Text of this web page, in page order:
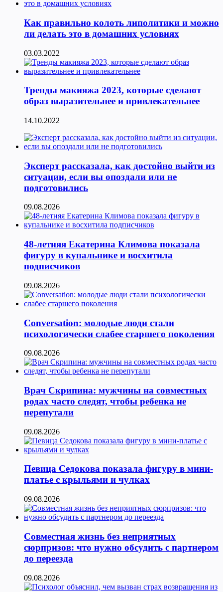
Как правильно колоть липолитики и можно
ли делать это в домашних условиях
03.03.2022
Тренды макияжа 2023, которые сделают
образ выразительнее и привлекательнее
14.10.2022
Эксперт рассказала, как достойно выйти из
ситуации, если вы опоздали или не
подготовились
09.08.2026
48-летняя Екатерина Климова показала
фигуру в купальнике и восхитила
подписчиков
09.08.2026
Conversation: молодые люди стали
психологически слабее старшего поколения
09.08.2026
Врач Скрипина: мужчины на совместных
родах часто следят, чтобы ребенка не
перепутали
09.08.2026
Певица Седокова показала фигуру в мини-
платье с крыльями и чулках
09.08.2026
Совместная жизнь без неприятных
сюрпризов: что нужно обсудить с партнером
до переезда
09.08.2026